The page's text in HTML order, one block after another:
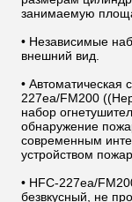
занимаемую
• Независимые
внешний вид.
• Автоматическая
227ea/FM200
набор
обнаружение
современным
устройством
• HFC-227ea/
безвкусный, не